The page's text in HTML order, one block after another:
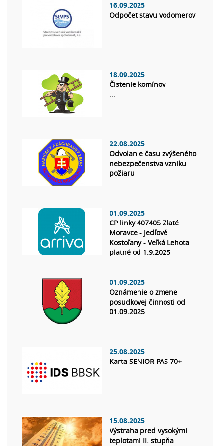
16.09.2025
Odpočet stavu vodomerov
18.09.2025
Čistenie komínov
...
22.08.2025
Odvolanie času zvýšeného
nebezpečenstva vzniku
požiaru
01.09.2025
CP linky 407405 Zlaté
Moravce - Jedľové
Kostoľany - Veľká Lehota
platné od 1.9.2025
01.09.2025
Oznámenie o zmene
posudkovej činnosti od
01.09.2025
25.08.2025
Karta SENIOR PAS 70+
15.08.2025
Výstraha pred vysokými
teplotami II. stupňa